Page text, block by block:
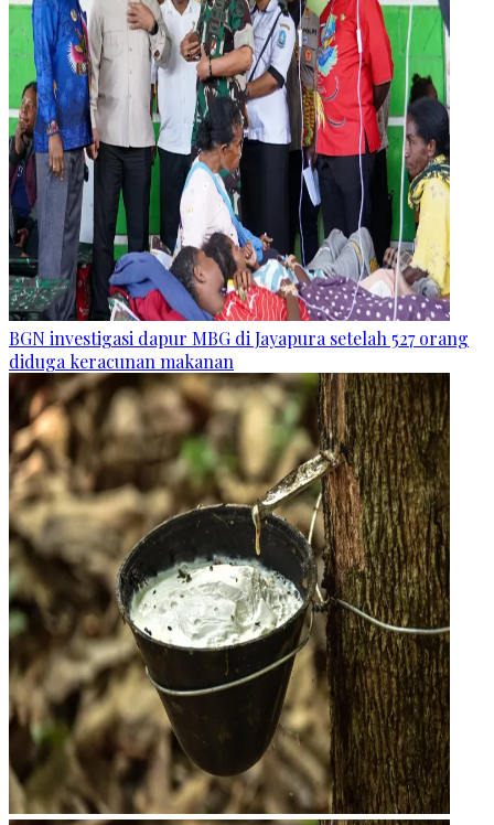
BGN investigasi dapur MBG di Jayapura setelah 527 orang
diduga keracunan makanan